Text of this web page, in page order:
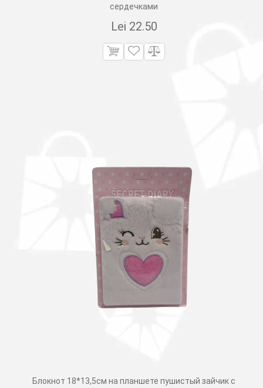
сердечками
Lei 22.50
Блокнот 18*13,5см на планшете пушистый зайчик с